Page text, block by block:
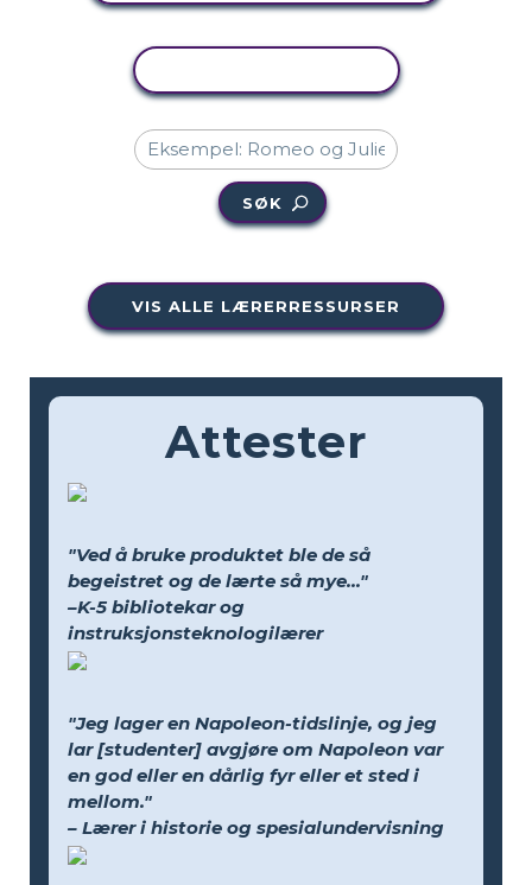
SØK
VIS ALLE LÆRERRESSURSER
Attester
"Ved å bruke produktet ble de så
begeistret og de lærte så mye..."
–K-5 bibliotekar og
instruksjonsteknologilærer
"Jeg lager en Napoleon-tidslinje, og jeg
lar [studenter] avgjøre om Napoleon var
en god eller en dårlig fyr eller et sted i
mellom."
– Lærer i historie og spesialundervisning